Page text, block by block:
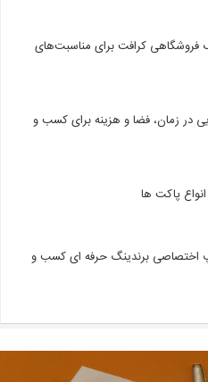
فروشگاهی کرافت برای مناسبت‌های
در زمان، فضا و هزینه برای کسب و
پاکت ها
اختصاصی برندینگ حرفه ای کسب و